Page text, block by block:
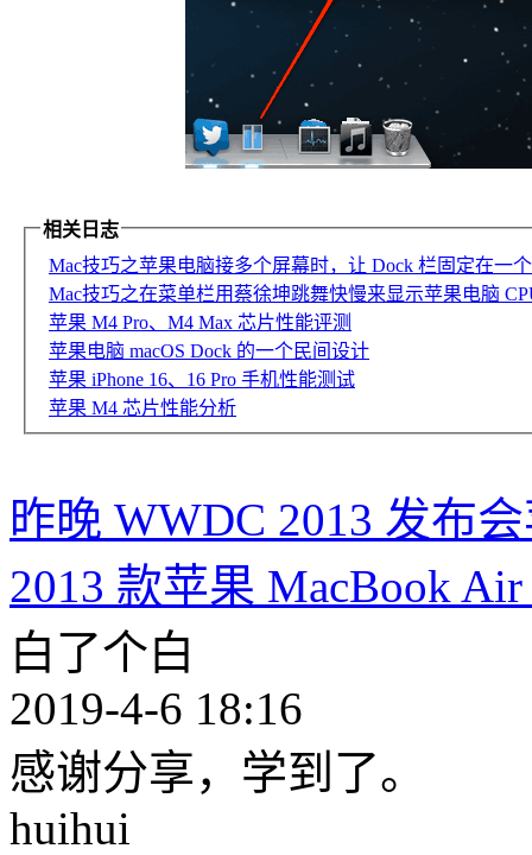
相关日志
Mac技巧之苹果电脑接多个屏幕时，让 Dock 栏固定在一
Mac技巧之在菜单栏用蔡徐坤跳舞快慢来显示苹果电脑
苹果 M4 Pro、M4 Max 芯片性能评测
苹果电脑 macOS Dock 的一个民间设计
苹果 iPhone 16、16 Pro 手机性能测试
苹果 M4 芯片性能分析
昨晚 WWDC 2013 发布
2013 款苹果 MacBook
白了个白
2019-4-6 18:16
感谢分享，学到了。
huihui